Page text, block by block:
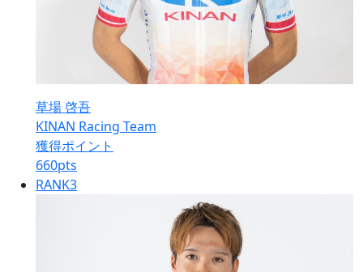
草場 啓吾
KINAN Racing Team
獲得ポイント
660pts
RANK3